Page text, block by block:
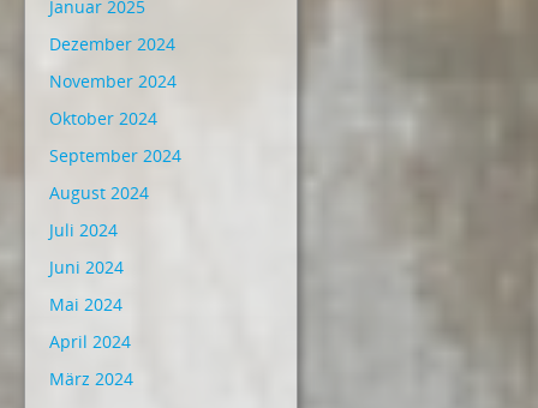
Januar 2025
Dezember 2024
November 2024
Oktober 2024
September 2024
August 2024
Juli 2024
Juni 2024
Mai 2024
April 2024
März 2024